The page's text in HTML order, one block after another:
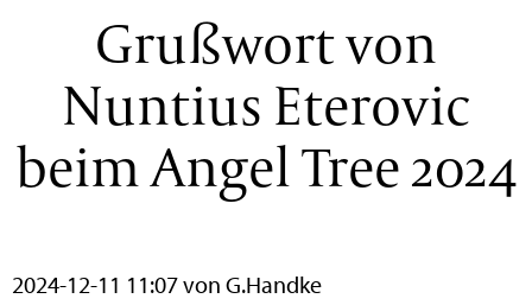
Grußwort von
Nuntius Eterovic
beim Angel Tree 2024
2024-12-11 11:07von G.Handke